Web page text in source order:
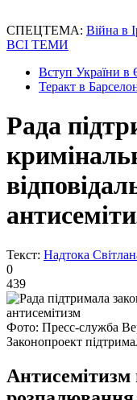
СПЕЦТЕМА: Війна в
ВСІ ТЕМИ
Вступ України в
Теракт в
Рада
Текст: Надтока
0
439
Фото: Пресс-служба
Законопроект
Антисемітизм